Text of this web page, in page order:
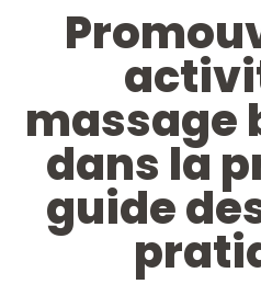
massage
dans la
guide